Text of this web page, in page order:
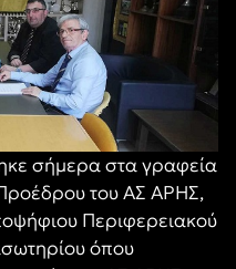
σήμερα στα γραφεία
του ΑΣ ΑΡΗΣ,
Περιφερειακού
όπου